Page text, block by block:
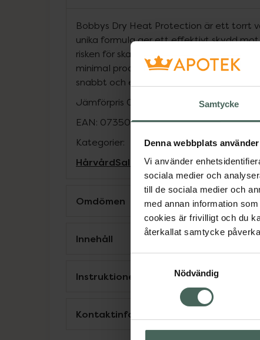
Samtycke
Denna webbplats
Vi använder
sociala medier och
till de sociala medier och
med annan information
cookies är frivilligt och du
återkallat samtycke
Nödvändig
Bobbys Dry Heat Protection är ett torrt
unika formula ger ett effektivt skydd mot
risken för skador och överhettning. Det
minimal produktkänsla, vilket innebär att
snabbt och enkelt.
Jämförpris 0,80 kr
EAN: 07350104620936
Kategorier:
HårvårdSaltvattenspray och
Omdömen
Innehåll
Instruktioner
Kontaktinfo tillverkare